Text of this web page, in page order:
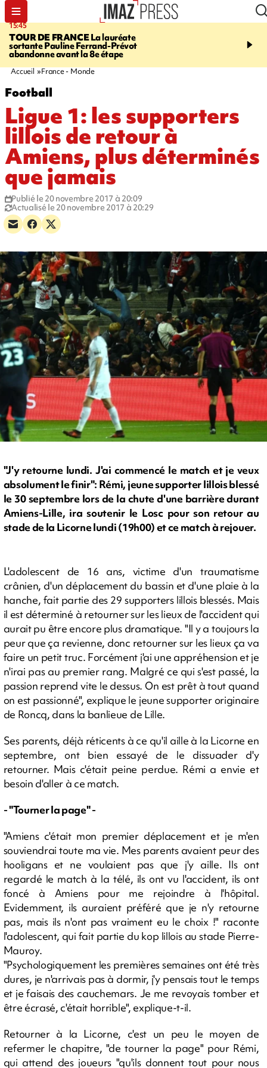
15:45
TOUR DE FRANCELa lauréate
sortante Pauline Ferrand-Prévot
abandonne avant la 8e étape
20:17
routière, concours de
Accueil France - Monde
Football
Ligue 1: les supporters
lillois de retour à
Amiens, plus déterminés
que jamais
Publié le 20 novembre 2017 à 20:09
Actualisé le 20 novembre 2017 à 20:29
"J'y retourne lundi. J'ai commencé le match et je veux
absolument le finir": Rémi, jeune supporter lillois blessé
le 30 septembre lors de la chute d'une barrière durant
Amiens-Lille, ira soutenir le Losc pour son retour au
stade de la Licorne lundi (19h00) et ce match à rejouer.
L'adolescent de 16 ans, victime d'un traumatisme
crânien, d'un déplacement du bassin et d'une plaie à la
hanche, fait partie des 29 supporters lillois blessés. Mais
il est déterminé à retourner sur les lieux de l'accident qui
aurait pu être encore plus dramatique. "Il y a toujours la
peur que ça revienne, donc retourner sur les lieux ça va
faire un petit truc. Forcément j'ai une appréhension et je
n'irai pas au premier rang. Malgré ce qui s'est passé, la
passion reprend vite le dessus. On est prêt à tout quand
on est passionné", explique le jeune supporter originaire
de Roncq, dans la banlieue de Lille.
Ses parents, déjà réticents à ce qu'il aille à la Licorne en
septembre, ont bien essayé de le dissuader d'y
retourner. Mais c'était peine perdue. Rémi a envie et
besoin d'aller à ce match.
- "Tourner la page" -
"Amiens c'était mon premier déplacement et je m'en
souviendrai toute ma vie. Mes parents avaient peur des
hooligans et ne voulaient pas que j'y aille. Ils ont
regardé le match à la télé, ils ont vu l'accident, ils ont
foncé à Amiens pour me rejoindre à l'hôpital.
Evidemment, ils auraient préféré que je n'y retourne
pas, mais ils n'ont pas vraiment eu le choix !" raconte
l'adolescent, qui fait partie du kop lillois au stade Pierre-
Mauroy.
"Psychologiquement les premières semaines ont été très
dures, je n'arrivais pas à dormir, j'y pensais tout le temps
et je faisais des cauchemars. Je me revoyais tomber et
être écrasé, c'était horrible", explique-t-il.
Retourner à la Licorne, c'est un peu le moyen de
refermer le chapitre, "de tourner la page" pour Rémi,
qui attend des joueurs "qu'ils donnent tout pour nous